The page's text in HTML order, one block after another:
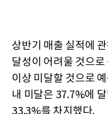
상반기 매출 실적에
달성이 어려울 것으
이상 미달할 것으로
내 미달은 37.7%에
33.3%를 차지했다.